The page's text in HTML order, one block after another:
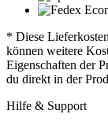
* Diese
können weitere
Eigenschaften der
du direkt in der
Hilfe & Support